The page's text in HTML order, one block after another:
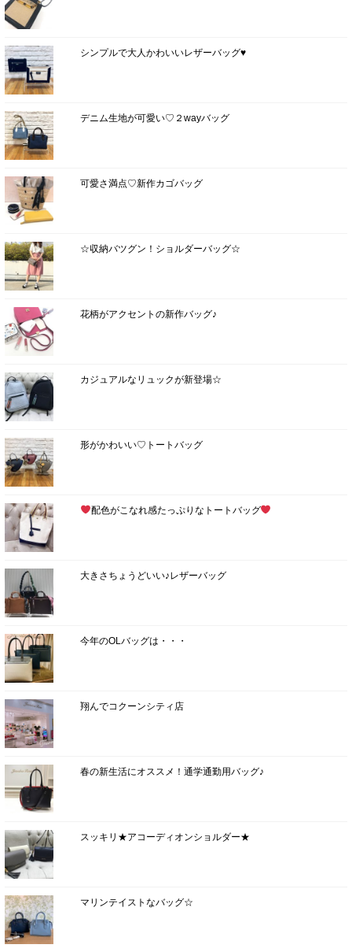
シンプルで大人かわいいレザーバッグ♥
デニム生地が可愛い♡２wayバッグ
可愛さ満点♡新作カゴバッグ
☆収納バツグン！ショルダーバッグ☆
花柄がアクセントの新作バッグ♪
カジュアルなリュックが新登場☆
形がかわいい♡トートバッグ
配色がこなれ感たっぷりなトートバッグ
大きさちょうどいい♪レザーバッグ
今年のOLバッグは・・・
翔んでコクーンシティ店
春の新生活にオススメ！通学通勤用バッグ♪
スッキリ★アコーディオンショルダー★
マリンテイストなバッグ☆